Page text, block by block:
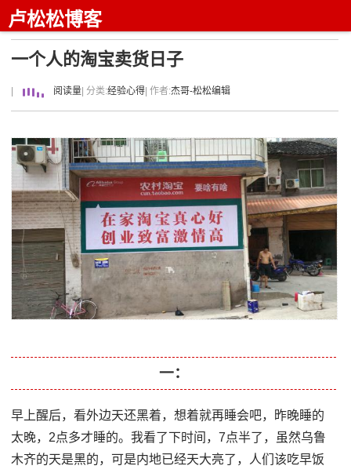
卢松松博客
一个人的淘宝卖货日子
阅读量 | 分类:经验心得 | 作者:杰哥-松松编辑
一：
早上醒后，看外边天还黑着，想着就再睡会吧，昨晚睡的
太晚，2点多才睡的。我看了下时间，7点半了，虽然乌鲁
木齐的天是黑的，可是内地已经天大亮了，人们该吃早饭